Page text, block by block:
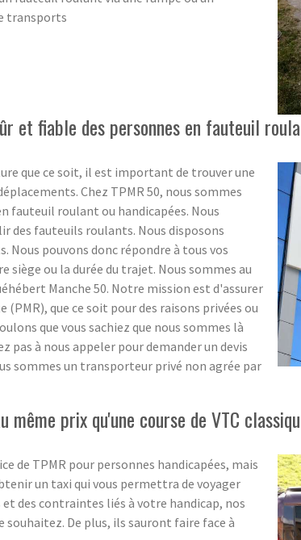
transports
et fiable des personnes en fauteuil
que ce soit, il est important de trouver une
Chez TPMR 50, nous sommes
fauteuil roulant ou handicapées. Nous
des fauteuils roulants. Nous disposons
pouvons donc répondre à tous vos
siège ou la durée du trajet. Nous sommes au
Manche 50. Notre mission est d'assurer
que ce soit pour des raisons privées ou
que vous sachiez que nous sommes là
pas à nous appeler pour demander un devis
sommes un transporteur privé non agrée par
même prix qu'une course de VTC
de TPMR pour personnes handicapées, mais
un taxi qui vous permettra de voyager
des contraintes liés à votre handicap, nos
souhaitez. De plus, ils sauront faire face à